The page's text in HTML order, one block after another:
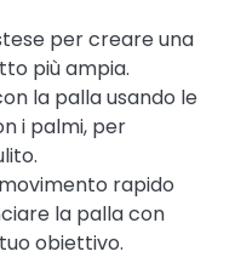
per creare una
più ampia.
la palla usando le
i palmi, per
rapido
la palla con
obiettivo.